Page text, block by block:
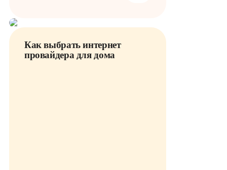
Как выбрать интернет
провайдера для дома